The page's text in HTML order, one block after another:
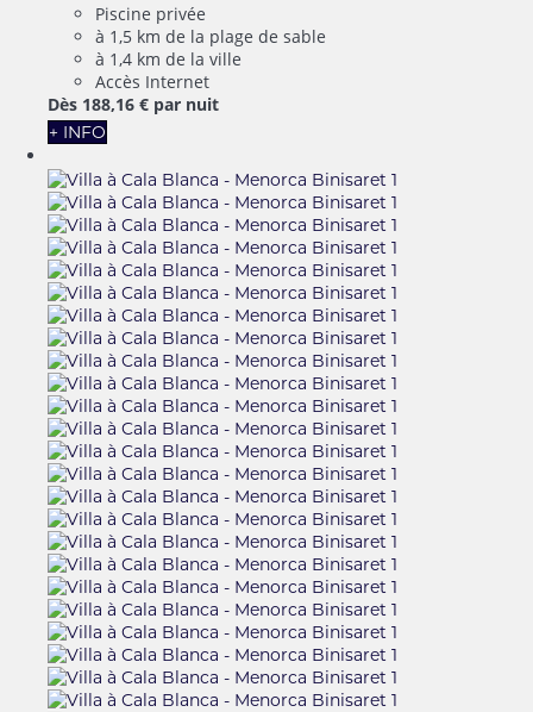
Piscine privée
à 1,5 km de la plage de sable
à 1,4 km de la ville
Accès Internet
Dès 188,16 € par nuit
+ INFO